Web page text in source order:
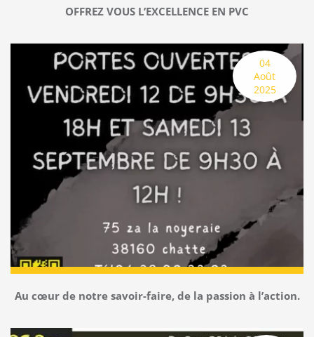
OFFREZ VOUS L’EXCELLENCE EN PVC
4 août 2025
04
Août
2025
Au cœur de notre savoir-faire, de la passion à l’action.